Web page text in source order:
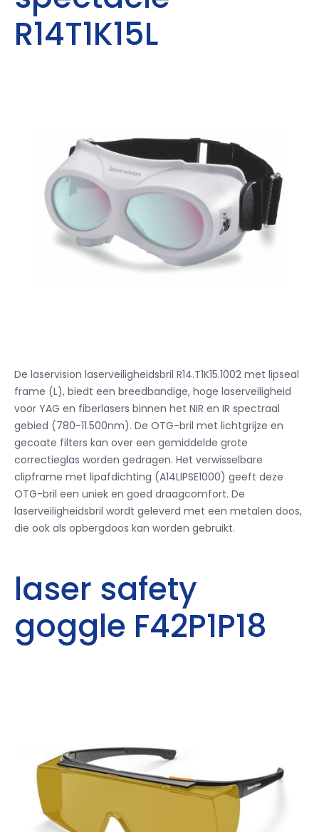
R14T1K15L
De laservision laserveiligheidsbril R14.T1K15.1002 met lipseal
frame (L), biedt een breedbandige, hoge laserveiligheid
voor YAG en fiberlasers binnen het NIR en IR spectraal
gebied (780-11.500nm). De OTG-bril met lichtgrijze en
gecoate filters kan over een gemiddelde grote
correctieglas worden gedragen. Het verwisselbare
clipframe met lipafdichting (A14LIPSE1000) geeft deze
OTG-bril een uniek en goed draagcomfort. De
laserveiligheidsbril wordt geleverd met een metalen doos,
die ook als opbergdoos kan worden gebruikt.
laser safety
goggle F42P1P18